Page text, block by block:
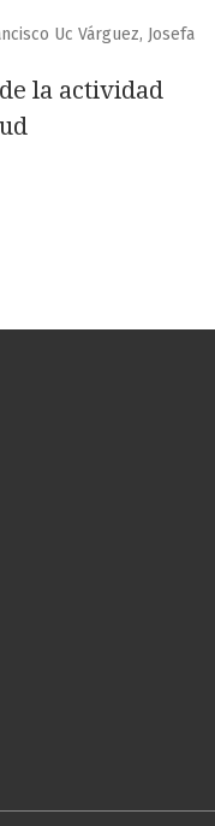
Uc Várguez, Josefa
la actividad